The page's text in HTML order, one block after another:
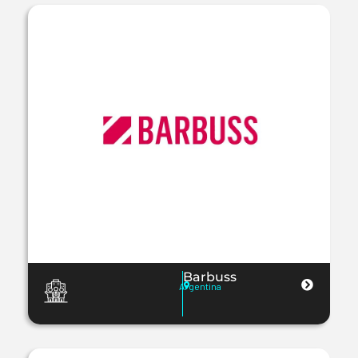
Barbuss
Argentina